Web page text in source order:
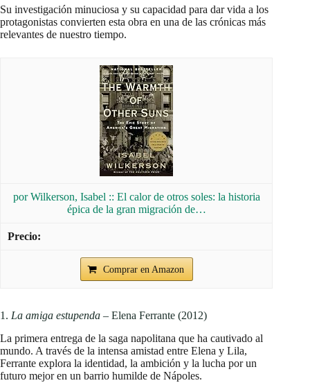
Su investigación minuciosa y su capacidad para dar vida a los
protagonistas convierten esta obra en una de las crónicas más
relevantes de nuestro tiempo.
por Wilkerson, Isabel :: El calor de otros soles: la historia
épica de la gran migración de…
Comprar en Amazon
1. La amiga estupenda – Elena Ferrante (2012)
La primera entrega de la saga napolitana que ha cautivado al
mundo. A través de la intensa amistad entre Elena y Lila,
Ferrante explora la identidad, la ambición y la lucha por un
futuro mejor en un barrio humilde de Nápoles.